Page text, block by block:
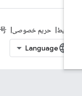
حریم خصوصی 号